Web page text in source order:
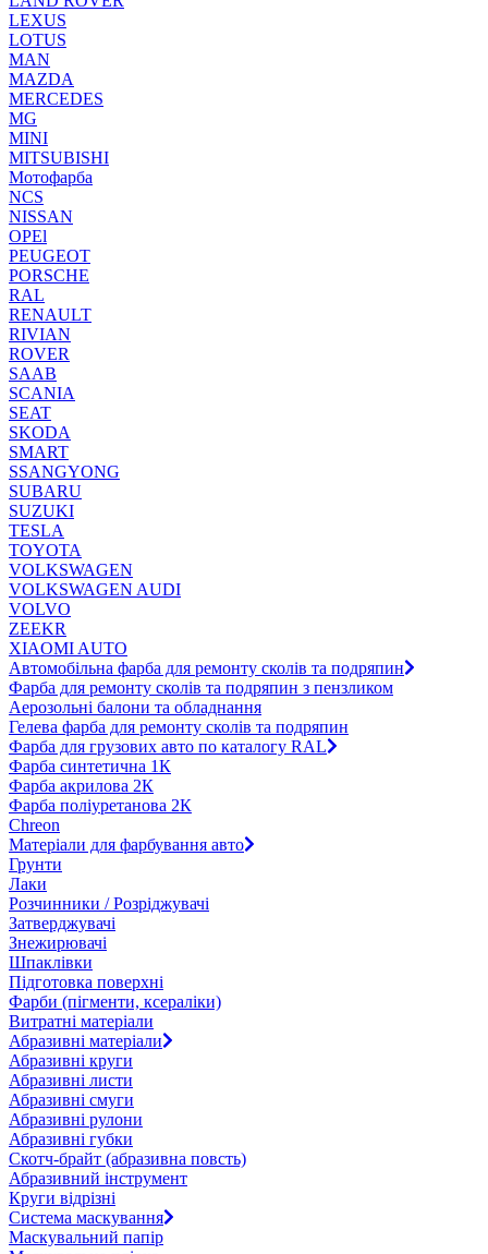
LEXUS
LOTUS
MAN
MAZDA
MERCEDES
MG
MINI
MITSUBISHI
Мотофарба
NCS
NISSAN
OPEl
PEUGEOT
PORSCHE
RAL
RENAULT
RIVIAN
ROVER
SAAB
SCANIA
SEAT
SKODA
SMART
SSANGYONG
SUBARU
SUZUKI
TESLA
TOYOTA
VOLKSWAGEN
VOLKSWAGEN AUDI
VOLVO
ZEEKR
XIAOMI AUTO
Автомобільна фарба для ремонту сколів та подряпин
Фарба для ремонту сколів та подряпин з пензликом
Аерозольні балони та обладнання
Гелева фарба для ремонту сколів та подряпин
Фарба для грузових авто по каталогу RAL
Фарба синтетична 1К
Фарба акрилова 2К
Фарба поліуретанова 2К
Chreon
Матеріали для фарбування авто
Грунти
Лаки
Розчинники / Розріджувачі
Затверджувачі
Знежирювачі
Шпаклівки
Підготовка поверхні
Фарби (пігменти, ксераліки)
Витратні матеріали
Абразивні матеріали
Абразивні круги
Абразивні листи
Абразивні смуги
Абразивні рулони
Абразивні губки
Скотч-брайт (абразивна повсть)
Абразивний інструмент
Круги відрізні
Система маскування
Маскувальний папір